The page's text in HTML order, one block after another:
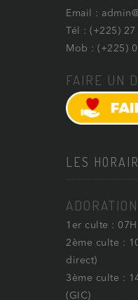
Email :
Tél : (+225)
Mob : (+225)
FAIRE UN
LES
1er culte :
2ème culte :
direct)
3ème culte :
(GIC)